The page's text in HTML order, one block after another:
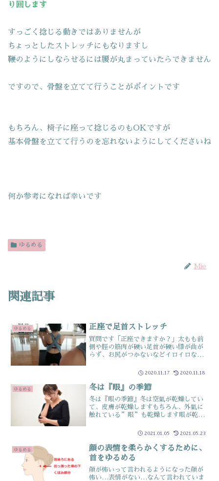
り回します
すっごく捻じる動きではありませんが
ちょっとしたストレッチにもなりますし
鞭のようにしならせるには腰が丸まっていたらできません
ですので、骨盤を立てて行うことがポイントです
もちろん、椅子に座って捻じるのもOKですが
基本骨盤を立てて行うのを忘れないようにしてくださいね
何か参考になれば幸いです
ゆるめる
Mie
関連記事
ゆるめる 正座で足首ストレッチ
質問です「正座できますか？」太もも前
側や脛の筋肉が硬い足首が硬い膝が曲が
らず、お尻がつかないなどイロイロな理
座は脚が太くなる…など、正座しない人
ストレッチということ長時...
2020.11.17 2020.11.18
ゆるめる 冬は『眼』の季節
冬は『眼の季節』冬は空氣が乾燥してい
て、皮膚が乾燥しますもちろん、外氣に
触れている”眼”も乾燥します眼が乾燥
張りやすくなります首や眼球、肩甲骨回
ひどくなる前に、ケアして...
2021.01.05 2021.05.23
ゆるめる
顔の表情を柔らかくするために、
首をゆるめる
顔が怖いって言われるようになった顔が
怖い…表情がない…なんて言われていま